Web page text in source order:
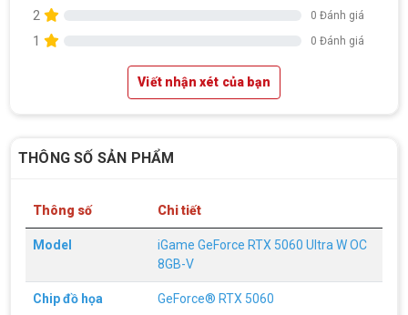
2 0 Đánh giá
1 0 Đánh giá
Viết nhận xét của bạn
THÔNG SỐ SẢN PHẨM
Thông số Chi tiết
Model
iGame GeForce RTX 5060 Ultra W OC
8GB-V
Chip đồ họa GeForce® RTX 5060